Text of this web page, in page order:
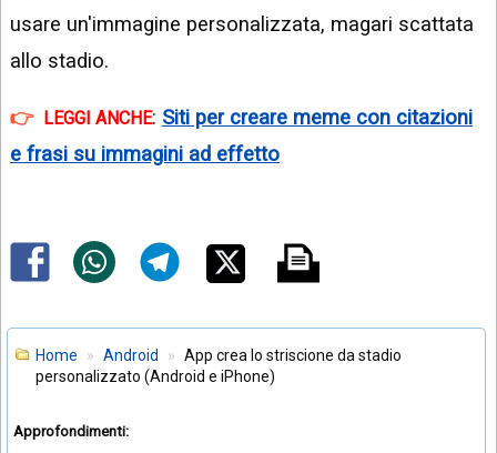
usare un'immagine personalizzata, magari scattata
allo stadio.
LEGGI ANCHE: Siti per creare meme con citazioni
e frasi su immagini ad effetto
Home Android
App crea lo striscione da stadio
personalizzato (Android e iPhone)
Approfondimenti: